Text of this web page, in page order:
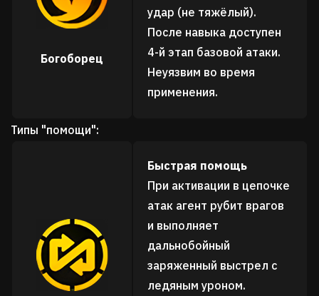
Богоборец
удар (не тяжёлый).
После навыка доступен
4-й этап базовой атаки.
Неуязвим во время
применения.
Типы "помощи":
Быстрая помощь
При активации в цепочке
атак агент рубит врагов
и выполняет
дальнобойный
заряженный выстрел с
ледяным уроном.